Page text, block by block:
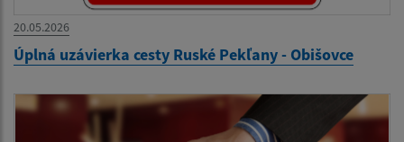
20.05.2026
Úplná uzávierka cesty Ruské Pekľany - Obišovce